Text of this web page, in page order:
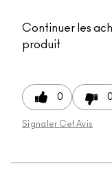
Continuer les
produit
0 0
Signaler Cet Avis